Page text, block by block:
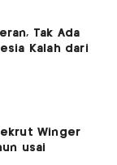
Tak Ada
Kalah dari
Winger
usai